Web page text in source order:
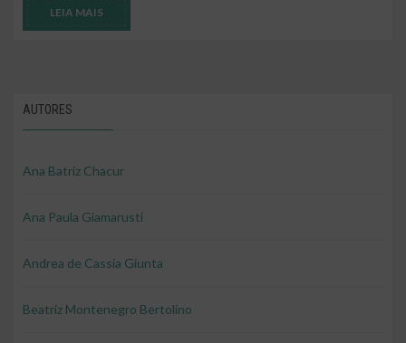
LEIA MAIS
AUTORES
Ana Batriz Chacur
Ana Paula Giamarusti
Andrea de Cassia Giunta
Beatriz Montenegro Bertolino